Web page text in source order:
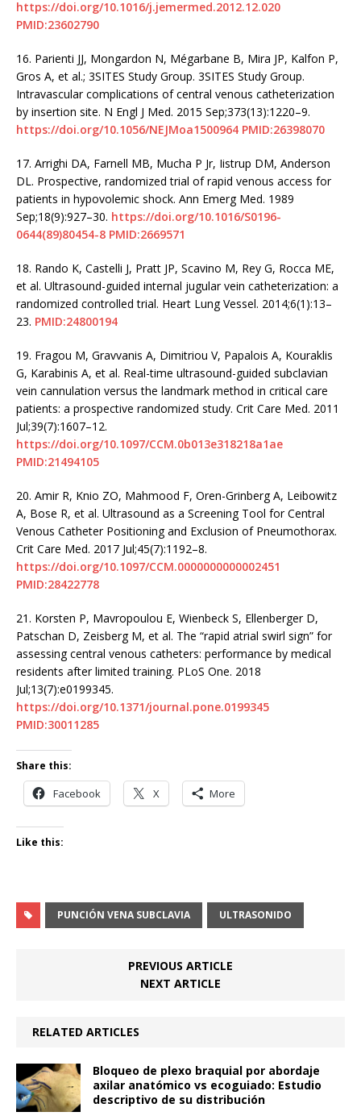
https://doi.org/10.1016/j.jemermed.2012.12.020
PMID:23602790
16. Parienti JJ, Mongardon N, Mégarbane B, Mira JP, Kalfon P,
Gros A, et al.; 3SITES Study Group. 3SITES Study Group.
Intravascular complications of central venous catheterization
by insertion site. N Engl J Med. 2015 Sep;373(13):1220–9.
https://doi.org/10.1056/NEJMoa1500964 PMID:26398070
17. Arrighi DA, Farnell MB, Mucha P Jr, Iistrup DM, Anderson
DL. Prospective, randomized trial of rapid venous access for
patients in hypovolemic shock. Ann Emerg Med. 1989
Sep;18(9):927–30. https://doi.org/10.1016/S0196-
0644(89)80454-8 PMID:2669571
18. Rando K, Castelli J, Pratt JP, Scavino M, Rey G, Rocca ME,
et al. Ultrasound-guided internal jugular vein catheterization: a
randomized controlled trial. Heart Lung Vessel. 2014;6(1):13–
23. PMID:24800194
19. Fragou M, Gravvanis A, Dimitriou V, Papalois A, Kouraklis
G, Karabinis A, et al. Real-time ultrasound-guided subclavian
vein cannulation versus the landmark method in critical care
patients: a prospective randomized study. Crit Care Med. 2011
Jul;39(7):1607–12.
https://doi.org/10.1097/CCM.0b013e318218a1ae
PMID:21494105
20. Amir R, Knio ZO, Mahmood F, Oren-Grinberg A, Leibowitz
A, Bose R, et al. Ultrasound as a Screening Tool for Central
Venous Catheter Positioning and Exclusion of Pneumothorax.
Crit Care Med. 2017 Jul;45(7):1192–8.
https://doi.org/10.1097/CCM.0000000000002451
PMID:28422778
21. Korsten P, Mavropoulou E, Wienbeck S, Ellenberger D,
Patschan D, Zeisberg M, et al. The “rapid atrial swirl sign” for
assessing central venous catheters: performance by medical
residents after limited training. PLoS One. 2018
Jul;13(7):e0199345.
https://doi.org/10.1371/journal.pone.0199345
PMID:30011285
Share this:
Facebook X More
Like this:
PUNCIÓN VENA SUBCLAVIA ULTRASONIDO
PREVIOUS ARTICLE
NEXT ARTICLE
RELATED ARTICLES
Bloqueo de plexo braquial por abordaje
axilar anatómico vs ecoguiado: Estudio
descriptivo de su distribución